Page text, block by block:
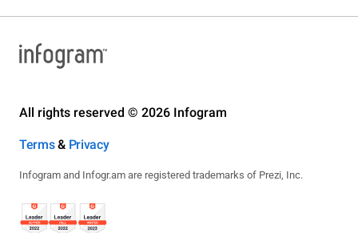
All rights reserved © 2026 Infogram
Terms& Privacy
Infogram and Infogr.am are registered trademarks of Prezi, Inc.